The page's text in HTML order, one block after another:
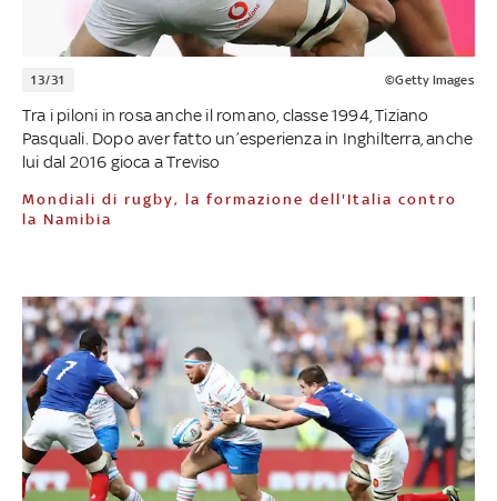
13/31 ©Getty Images
Tra i piloni in rosa anche il romano, classe 1994, Tiziano
Pasquali. Dopo aver fatto un’esperienza in Inghilterra, anche
lui dal 2016 gioca a Treviso
Mondiali di rugby, la formazione dell'Italia contro
la Namibia